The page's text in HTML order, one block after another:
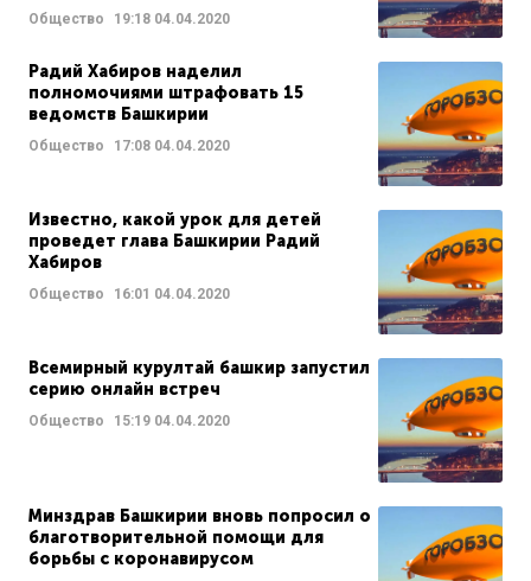
Общество 19:18 04.04.2020
Радий Хабиров наделил
полномочиями штрафовать 15
ведомств Башкирии
Общество 17:08 04.04.2020
Известно, какой урок для детей
проведет глава Башкирии Радий
Хабиров
Общество 16:01 04.04.2020
Всемирный курултай башкир запустил
серию онлайн встреч
Общество 15:19 04.04.2020
Минздрав Башкирии вновь попросил о
благотворительной помощи для
борьбы с коронавирусом